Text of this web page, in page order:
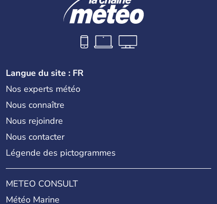
Langue du site : FR
Nos experts météo
Nous connaître
Nous rejoindre
Nous contacter
Légende des pictogrammes
METEO CONSULT
Météo Marine